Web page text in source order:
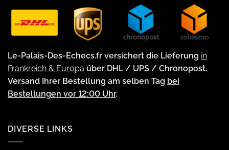
Le-Palais-Des-Echecs.fr versichert die Lieferung in
Frankreich & Europa über DHL / UPS / Chronopost.
Versand Ihrer Bestellung am selben Tag bei
Bestellungen vor 12:00 Uhr.
DIVERSE LINKS